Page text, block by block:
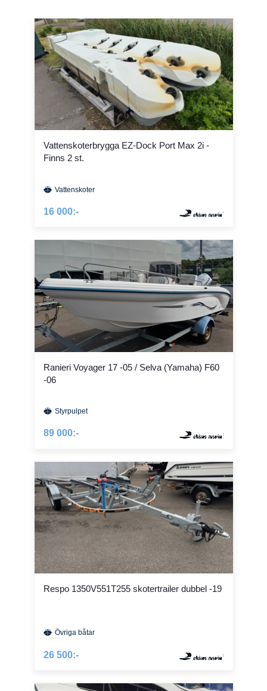
Vattenskoterbrygga EZ-Dock Port Max 2i -
Finns 2 st.
Vattenskoter
16 000:-
Ranieri Voyager 17 -05 / Selva (Yamaha) F60
-06
Styrpulpet
89 000:-
Respo 1350V551T255 skotertrailer dubbel -19
Övriga båtar
26 500:-